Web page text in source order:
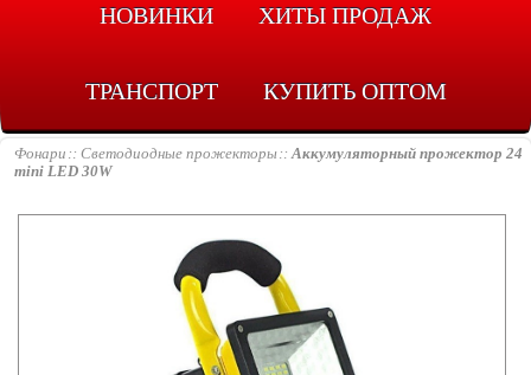
НОВИНКИ ХИТЫ ПРОДАЖ
ТРАНСПОРТ КУПИТЬ ОПТОМ
Фонари Светодиодные прожекторы
Аккумуляторный прожектор 24
mini LED 30W